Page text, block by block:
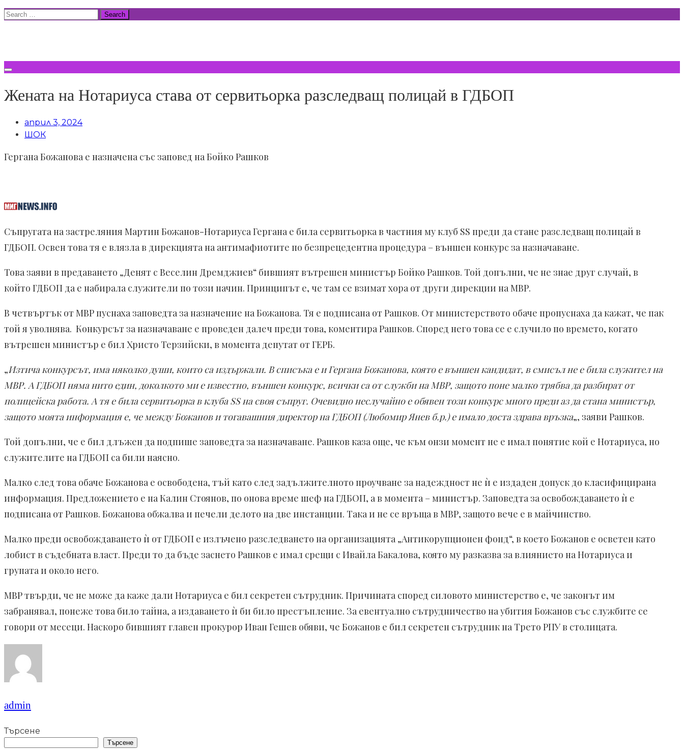
Skip
Search
Жената на Нотариуса става от сервитьорка разследващ полицай в ГДБОП
април 3, 2024
ШОК
Гергана Божанова е назначена със заповед на Бойко Рашков
Съпругата на застреляния Мартин Божанов-Нотариуса Гергана е била сервитьорка в частния му клуб SS преди да стане разследващ полицай в
ГДБОП. Освен това тя е влязла в дирекцията на антимафиотите по безпрецедентна процедура – външен конкурс за назначаване.
Това заяви в предаването „Денят с Веселин Дремджиев“ бившият вътрешен министър Бойко Рашков. Той допълни, че не знае друг случай, в
който ГДБОП да е набирала служители по този начин. Принципът е, че там се взимат хора от други дирекции на МВР.
В четвъртък от МВР пуснаха заповедта за назначение на Божанова. Тя е подписана от Рашков. От министерството обаче пропуснаха да кажат, че пак
той я уволнява. Конкурсът за назначаване е проведен далеч преди това, коментира Рашков. Според него това се е случило по времето, когато
вътрешен министър е бил Христо Терзийски, в момента депутат от ГЕРБ.
„Изтича конкурсът, има няколко души, които са издържали. В списъка е и Гергана Божанова, която е външен кандидат, в смисъл не е била служител на
МВР. А ГДБОП няма нито един, доколкото ми е известно, външен конкурс, всички са от служби на МВР, защото поне малко трябва да разбират от
полицейска работа. А тя е била сервитьорка в клуба SS на своя съпруг. Очевидно неслучайно е обявен този конкурс много преди аз да стана министър,
защото моята информация е, че между Божанов и тогавашния директор на ГДБОП (Любомир Янев б.р.) е имало доста здрава връзка„, заяви Рашков.
Той допълни, че е бил длъжен да подпише заповедта за назначаване. Рашков каза още, че към онзи момент не е имал понятие кой е Нотариуса, но
служителите на ГДБОП са били наясно.
Малко след това обаче Божанова е освободена, тъй като след задължителното проучване за надеждност не ѝ е издаден допуск до класифицирана
информация. Предложението е на Калин Стоянов, по онова време шеф на ГДБОП, а в момента – министър. Заповедта за освобождаването ѝ е
подписана от Рашков. Божанова обжалва и печели делото на две инстанции. Така и не се връща в МВР, защото вече е в майчинство.
Малко преди освобождаването ѝ от ГДБОП е излъчено разследването на организацията „Антикорупционен фонд“, в което Божанов е осветен като
лобист в съдебната власт. Преди то да бъде заснето Рашков е имал срещи с Ивайла Бакалова, която му разказва за влиянието на Нотариуса и
групата и около него.
МВР твърди, че не може да каже дали Нотариуса е бил секретен сътрудник. Причината според силовото министерство е, че законът им
забранявал, понеже това било тайна, а издаването ѝ би било престъпление. За евентуално сътрудничество на убития Божанов със службите се
говори от месеци. Наскоро бившият главен прокурор Иван Гешев обяви, че Божанов е бил секретен сътрудник на Трето РПУ в столицата.
admin
Търсене
Търсене